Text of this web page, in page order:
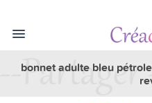
bonnet adulte bleu